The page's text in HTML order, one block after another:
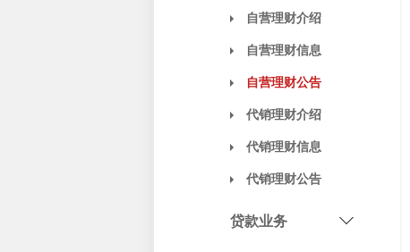
自营理财介绍
自营理财信息
自营理财公告
代销理财介绍
代销理财信息
代销理财公告
贷款业务